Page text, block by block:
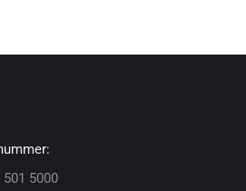
5000